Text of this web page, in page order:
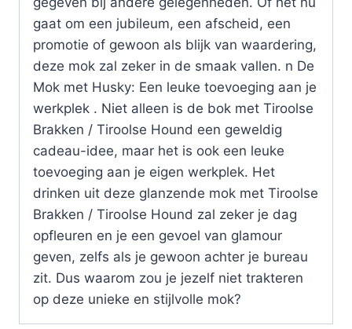
gaat om een jubileum, een afscheid, een
promotie of gewoon als blijk van waardering,
deze mok zal zeker in de smaak vallen. n De
Mok met Husky: Een leuke toevoeging aan je
werkplek . Niet alleen is de bok met Tiroolse
Brakken / Tiroolse Hound een geweldig
cadeau-idee, maar het is ook een leuke
toevoeging aan je eigen werkplek. Het
drinken uit deze glanzende mok met Tiroolse
Brakken / Tiroolse Hound zal zeker je dag
opfleuren en je een gevoel van glamour
geven, zelfs als je gewoon achter je bureau
zit. Dus waarom zou je jezelf niet trakteren
op deze unieke en stijlvolle mok?